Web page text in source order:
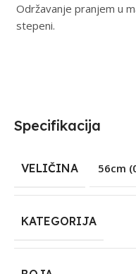
Održavanje pranjem u
stepeni.
Specifikacija
VELIČINA 56cm
KATEGORIJA